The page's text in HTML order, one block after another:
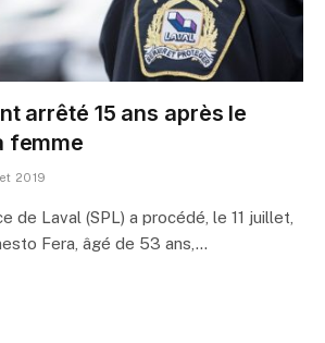
arrêté 15 ans après le
femme
2019
de Laval (SPL) a procédé, le 11 juillet,
Fera, âgé de 53 ans,…